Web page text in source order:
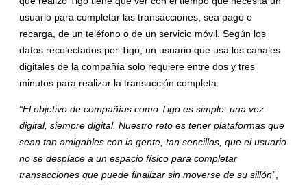
usuario para completar las transacciones, sea pago o
recarga, de un teléfono o de un servicio móvil. Según los
datos recolectados por Tigo, un usuario que usa los canales
digitales de la compañía solo requiere entre dos y tres
minutos para realizar la transacción completa.
“El objetivo de compañías como Tigo es simple: una vez
digital, siempre digital. Nuestro reto es tener plataformas que
sean tan amigables con la gente, tan sencillas, que el usuario
no se desplace a un espacio físico para completar
transacciones que puede finalizar sin moverse de su sillón”